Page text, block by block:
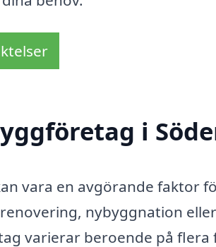
i
vara en avgörande faktor
nybyggnation
varierar beroende på flera